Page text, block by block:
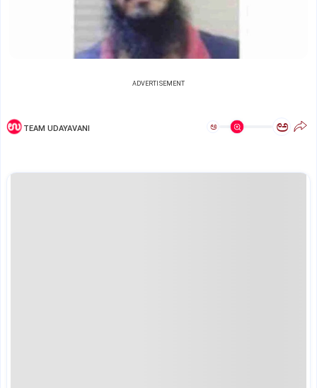
ADVERTISEMENT
TEAM UDAYAVANI ಅ ಅ